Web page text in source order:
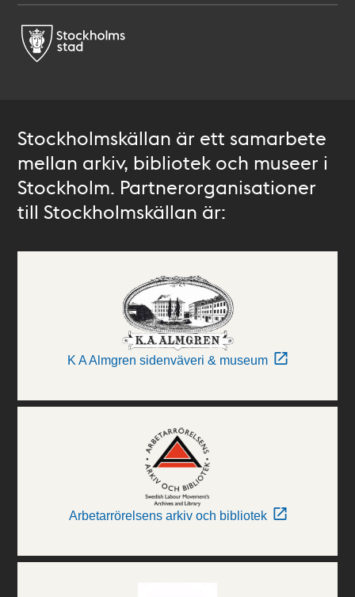
Stockholmskällan är ett samarbete
mellan arkiv, bibliotek och museer i
Stockholm. Partnerorganisationer
till Stockholmskällan är:
K A Almgren sidenväveri & museum
Arbetarrörelsens arkiv och bibliotek